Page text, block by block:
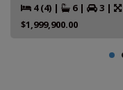
4 (4) | 6 | 3 |
$1,999,900.00